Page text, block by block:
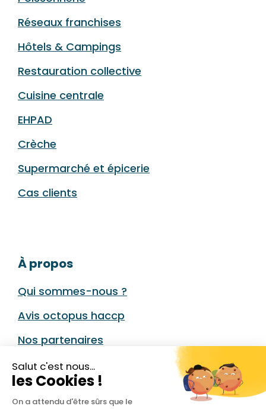
Salut c'est nous...
les Cookies !
On a attendu d'être sûrs que le
Réseaux franchises
Hôtels & Campings
Restauration collective
Cuisine centrale
EHPAD
Crèche
Supermarché et épicerie
Cas clients
À propos
Qui sommes-nous ?
Avis octopus haccp
Nos partenaires
Nous contacter
Parrainage Octopus HACCP